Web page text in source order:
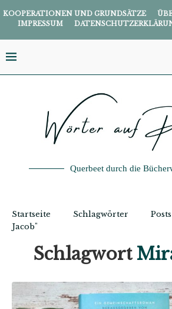
KOOPERATIONEN UND GRUNDSÄTZE
IMPRESSUM
Querbeet durch die
Startseite Schlagwörter
Jacob"
Schlagwort